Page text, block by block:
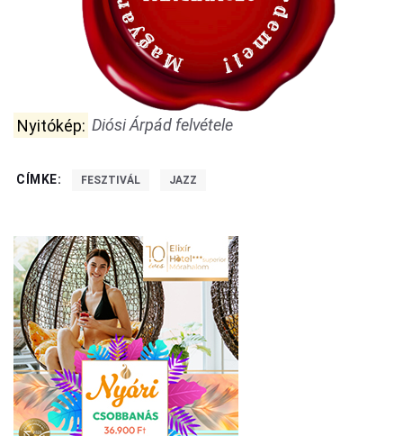
Nyitókép: Diósi Árpád felvétele
CÍMKE: FESZTIVÁL JAZZ